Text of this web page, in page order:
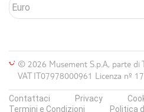
© 2026 Musement S.p.A, parte di
VAT IT07978000961 Licenza nº
Contattaci Privacy
Termini e Condizioni
Politica